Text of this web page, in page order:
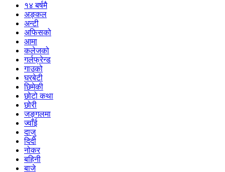
१४ बर्षमै
अङ्कल
अन्टी
अफिसको
आमा
कलेजको
गर्लफ्रेन्ड
गाउको
घरबेटी
छिमेकी
छोटो कथा
छोरी
जङ्गलमा
ज्वाँई
दाजु
दिदी
नोकर
बहिनी
बाजे